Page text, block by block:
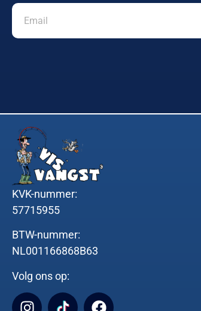
KVK-nummer:
57715955
BTW-nummer:
NL001166868B63
Volg ons op: